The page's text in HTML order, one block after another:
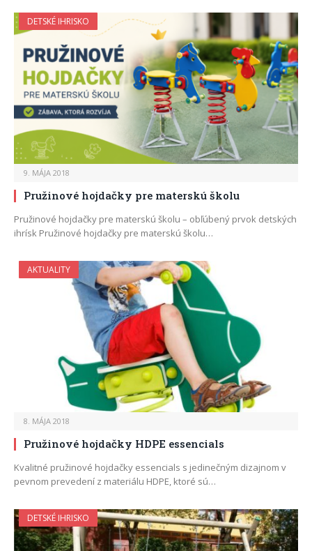
DETSKÉ IHRISKO
9. MÁJA 2018
Pružinové hojdačky pre materskú školu
Pružinové hojdačky pre materskú školu – obľúbený prvok detských
ihrísk Pružinové hojdačky pre materskú školu…
AKTUALITY
8. MÁJA 2018
Pružinové hojdačky HDPE essencials
Kvalitné pružinové hojdačky essencials s jedinečným dizajnom v
pevnom prevedení z materiálu HDPE, ktoré sú…
DETSKÉ IHRISKO